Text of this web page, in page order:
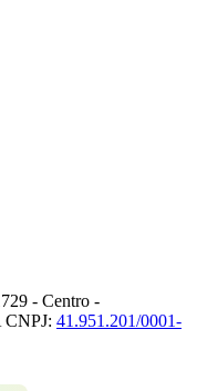
- Centro -
CNPJ: 41.951.201/0001-